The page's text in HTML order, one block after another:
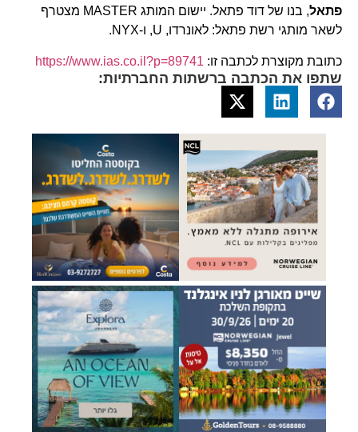
פתאל
, בנו של דוד פתאל. יישום המותג MASTER מצטרף
לשאר מותגי רשת פתאל: לאונרדו, U, ו-NYX.
כתובת מקוצרת לכתבה זו: https://www.ias.co.il?p=89741
שתפו את הכתבה ברשתות החברתיות: